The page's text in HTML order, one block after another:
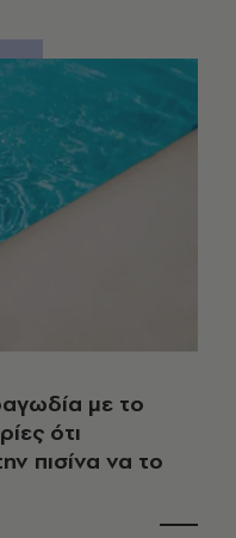
με το
ότι
πισίνα να το